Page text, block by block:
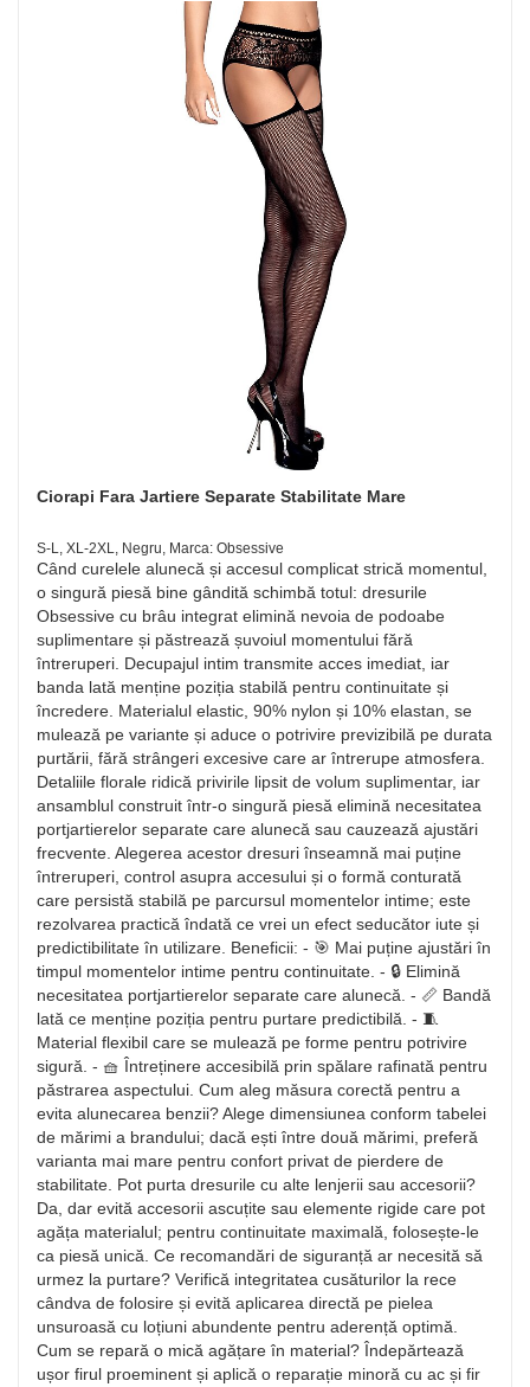
Ciorapi Fara Jartiere Separate Stabilitate Mare
S-L, XL-2XL, Negru, Marca: Obsessive
Când curelele alunecă și accesul complicat strică momentul,
o singură piesă bine gândită schimbă totul: dresurile
Obsessive cu brâu integrat elimină nevoia de podoabe
suplimentare și păstrează șuvoiul momentului fără
întreruperi. Decupajul intim transmite acces imediat, iar
banda lată menține poziția stabilă pentru continuitate și
încredere. Materialul elastic, 90% nylon și 10% elastan, se
mulează pe variante și aduce o potrivire previzibilă pe durata
purtării, fără strângeri excesive care ar întrerupe atmosfera.
Detaliile florale ridică privirile lipsit de volum suplimentar, iar
ansamblul construit într-o singură piesă elimină necesitatea
portjartierelor separate care alunecă sau cauzează ajustări
frecvente. Alegerea acestor dresuri înseamnă mai puține
întreruperi, control asupra accesului și o formă conturată
care persistă stabilă pe parcursul momentelor intime; este
rezolvarea practică îndată ce vrei un efect seducător iute și
predictibilitate în utilizare. Beneficii: - 🎯 Mai puține ajustări în
timpul momentelor intime pentru continuitate. - 🔒 Elimină
necesitatea portjartierelor separate care alunecă. - 📏 Bandă
lată ce menține poziția pentru purtare predictibilă. - 🧵
Material flexibil care se mulează pe forme pentru potrivire
sigură. - 🧺 Întreținere accesibilă prin spălare rafinată pentru
păstrarea aspectului. Cum aleg măsura corectă pentru a
evita alunecarea benzii? Alege dimensiunea conform tabelei
de mărimi a brandului; dacă ești între două mărimi, preferă
varianta mai mare pentru confort privat de pierdere de
stabilitate. Pot purta dresurile cu alte lenjerii sau accesorii?
Da, dar evită accesorii ascuțite sau elemente rigide care pot
agăța materialul; pentru continuitate maximală, folosește-le
ca piesă unică. Ce recomandări de siguranță ar necesită să
urmez la purtare? Verifică integritatea cusăturilor la rece
cândva de folosire și evită aplicarea directă pe pielea
unsuroasă cu loțiuni abundente pentru aderență optimă.
Cum se repară o mică agățare în material? Îndepărtează
ușor firul proeminent și aplică o reparație minoră cu ac și fir